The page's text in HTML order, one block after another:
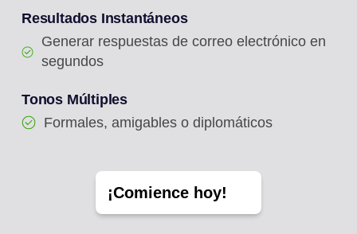
Resultados Instantáneos
Generar respuestas de correo electrónico en
segundos
Tonos Múltiples
Formales, amigables o diplomáticos
¡Comience hoy!